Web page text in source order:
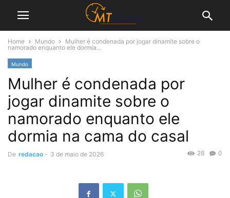
Home Mundo
Mulher é condenada por jogar dinamite sobre o
namorado enquanto ele dormia...
Mundo
Mulher é condenada por
jogar dinamite sobre o
namorado enquanto ele
dormia na cama do casal
De redacao - 3 de maio de 2026 0
28